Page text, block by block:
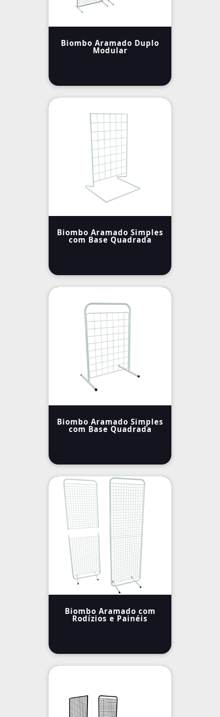
Biombo Aramado Duplo
Modular
Biombo Aramado Simples
com Base Quadrada
Biombo Aramado Simples
com Base Quadrada
Biombo Aramado com
Rodízios e Painéis